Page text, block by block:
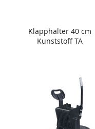
Klapphalter 40 cm
Kunststoff TA